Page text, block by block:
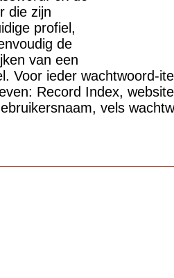
die zijn
profiel,
de
van een
Voor ieder wachtwoord-
Record Index,
vels